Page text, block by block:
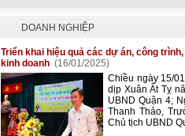
DOANH NGHIỆP
Triển khai hiệu quả các dự án, công
kinh doanh (16/01/2025)
Chiều ngày 15/
dịp Xuân Ất Tỵ
UBND Quận 4;
Thanh Thảo,
Chủ tịch UBND